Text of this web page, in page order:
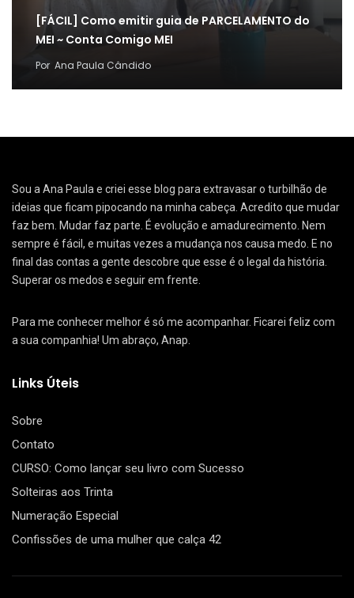
[FÁCIL] Como emitir guia de PARCELAMENTO do
MEI ~ Conta Comigo MEI
Por Ana Paula Cândido
Sou a Ana Paula e criei esse blog para extravasar o turbilhão de
ideias que ficam pipocando na minha cabeça. Acredito que mudar
faz bem. Mudar faz parte. É evolução e amadurecimento. Nem
sempre é fácil, e muitas vezes a mudança nos causa medo. E no
final das contas a gente descobre que esse é o legal da história.
Superar os medos e seguir em frente.
Para me conhecer melhor é só me acompanhar. Ficarei feliz com
a sua companhia! Um abraço, Anap.
Links Úteis
Sobre
Contato
CURSO: Como lançar seu livro com Sucesso
Solteiras aos Trinta
Numeração Especial
Confissões de uma mulher que calça 42